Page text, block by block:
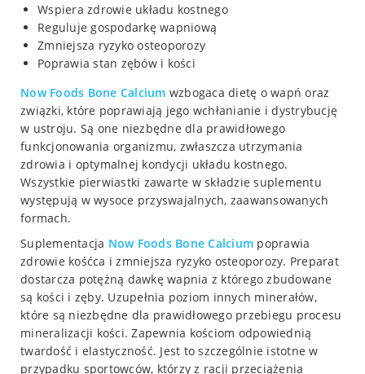
Wspiera zdrowie układu kostnego
Reguluje gospodarkę wapniową
Zmniejsza ryzyko osteoporozy
Poprawia stan zębów i kości
Now Foods Bone Calcium wzbogaca dietę o wapń oraz
związki, które poprawiają jego wchłanianie i dystrybucję
w ustroju. Są one niezbędne dla prawidłowego
funkcjonowania organizmu, zwłaszcza utrzymania
zdrowia i optymalnej kondycji układu kostnego.
Wszystkie pierwiastki zawarte w składzie suplementu
występują w wysoce przyswajalnych, zaawansowanych
formach.
Suplementacja Now Foods Bone Calcium poprawia
zdrowie kośćca i zmniejsza ryzyko osteoporozy. Preparat
dostarcza potężną dawkę wapnia z którego zbudowane
są kości i zęby. Uzupełnia poziom innych minerałów,
które są niezbędne dla prawidłowego przebiegu procesu
mineralizacji kości. Zapewnia kościom odpowiednią
twardość i elastyczność. Jest to szczególnie istotne w
przypadku sportowców, którzy z racji przeciążenia